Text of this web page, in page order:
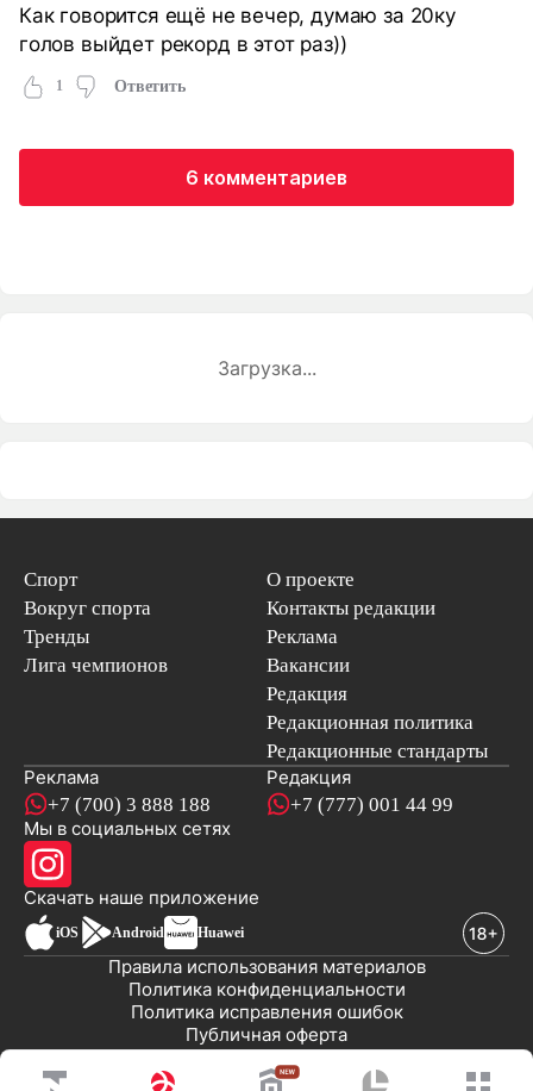
Как говорится ещё не вечер, думаю за 20ку
голов выйдет рекорд в этот раз))
1 Ответить
6 комментариев
Загрузка...
Спорт
Вокруг спорта
Тренды
Лига чемпионов
О проекте
Контакты редакции
Реклама
Вакансии
Редакция
Редакционная политика
Редакционные стандарты
Реклама
+7 (700) 3 888 188
Редакция
+7 (777) 001 44 99
Мы в социальных сетях
Скачать наше приложениеновостей
iOS Android Huawei
Публичная оферта
Политика исправления ошибок
Политика конфиденциальности
Правила использования материалов